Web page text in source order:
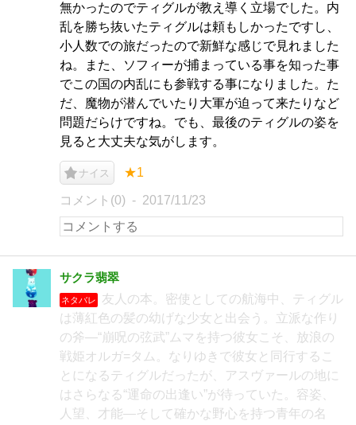
無かったのでティグルが教え導く立場でした。内
乱を勝ち抜いたティグルは頼もしかったですし、
小人数での旅だったので新鮮な感じで見れました
ね。また、ソフィーが捕まっている事を知った事
でこの国の内乱にも参戦する事になりました。た
だ、魔物が潜んでいたり大軍が迫って来たりなど
問題だらけですね。でも、最後のティグルの姿を
見ると大丈夫な気がします。
ナイス ★1
コメント(0) 2017/11/23
サクラ翡翠
ネタバレ
友人の本。密使としての航海中、ティグル
は薄紅色の髪の幼げな少女と出会う。立派な作り
の斧―“崩呪の弦武”ムマを持つ彼女こそ、放浪の
戦姫オルガ=タム。なりゆきで彼女と同行するこ
とになるティグルだったが、アスヴァールの地に
はさらなる“運命の出逢い”が待っていた。容姿、
人望、才能―そして確かな野心を持つ青年の名